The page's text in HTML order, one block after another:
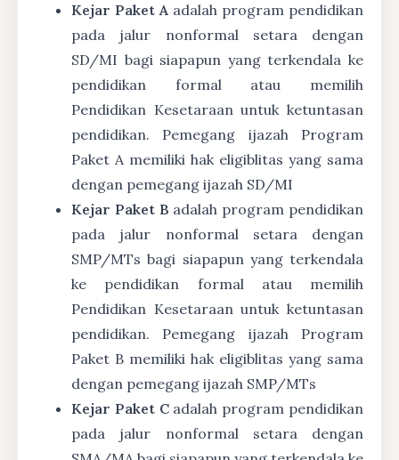
Kejar Paket A adalah program pendidikan
pada jalur nonformal setara dengan
SD/MI bagi siapapun yang terkendala ke
pendidikan formal atau memilih
Pendidikan Kesetaraan untuk ketuntasan
pendidikan. Pemegang ijazah Program
Paket A memiliki hak eligiblitas yang sama
dengan pemegang ijazah SD/MI
Kejar Paket B adalah program pendidikan
pada jalur nonformal setara dengan
SMP/MTs bagi siapapun yang terkendala
ke pendidikan formal atau memilih
Pendidikan Kesetaraan untuk ketuntasan
pendidikan. Pemegang ijazah Program
Paket B memiliki hak eligiblitas yang sama
dengan pemegang ijazah SMP/MTs
Kejar Paket Cadalah program pendidikan
pada jalur nonformal setara dengan